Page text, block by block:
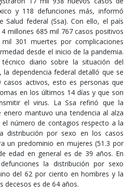
y 118 defunciones más, informó
Salud federal (Ssa). Con ello, el país
millones 685 mil 767 casos positivos
301 muertes por complicaciones
desde el inicio de la pandemia.
diario sobre la situación del
la dependencia federal detalló que se
activos, esto es personas que
en los últimos 14 días y que son
el virus. La Ssa refirió que la
enero mantuvo una tendencia al alza
número de contagios respecto a la
distribución por sexo en los casos
un predominio en mujeres (51.3 por
edad en general es de 39 años. En
la distribución por sexo
del 62 por ciento en hombres y la
decesos es de 64 años.